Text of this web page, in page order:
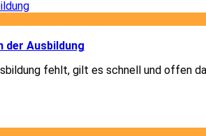
der Ausbildung
fehlt, gilt es schnell und offen